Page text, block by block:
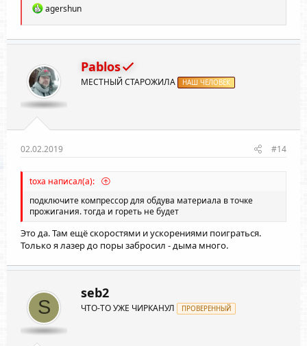
Р
а
к
и
и
:
agershun
Pablos
МЕСТНЫЙ СТАРОЖИЛА НАШ ЧЕЛОВЕК
02.02.2019 #14
toxa написал(а):
подключите компрессор для обдува материала в точке
прожигания. тогда и гореть не будет
Это да. Там ещё скоростями и ускорениями поиграться.
Только я лазер до поры забросил - дыма много.
S
seb2
ЧТО-ТО УЖЕ ЧИРКАНУЛ ПРОВЕРЕННЫЙ